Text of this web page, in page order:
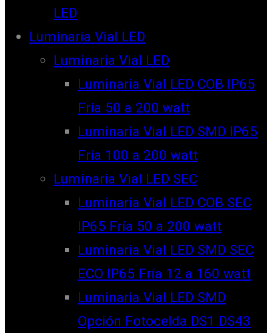
LED
Luminaria Vial LED
Luminaria Vial LED
Luminaria Vial LED COB IP65
Fría 50 a 200 watt
Luminaria Vial LED SMD IP65
Fría 100 a 200 watt
Luminaria Vial LED SEC
Luminaria Vial LED COB SEC
IP65 Fría 50 a 200 watt
Luminaria Vial LED SMD SEC
ECO IP65 Fría 12 a 160 watt
Luminaria Vial LED SMD
Opción Fotocelda DS1 DS43